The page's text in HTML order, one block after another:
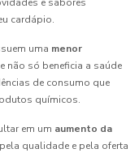
cardápio.
uma menor
não só beneficia a saúde
de consumo que
químicos.
em um aumento da
qualidade e pela oferta